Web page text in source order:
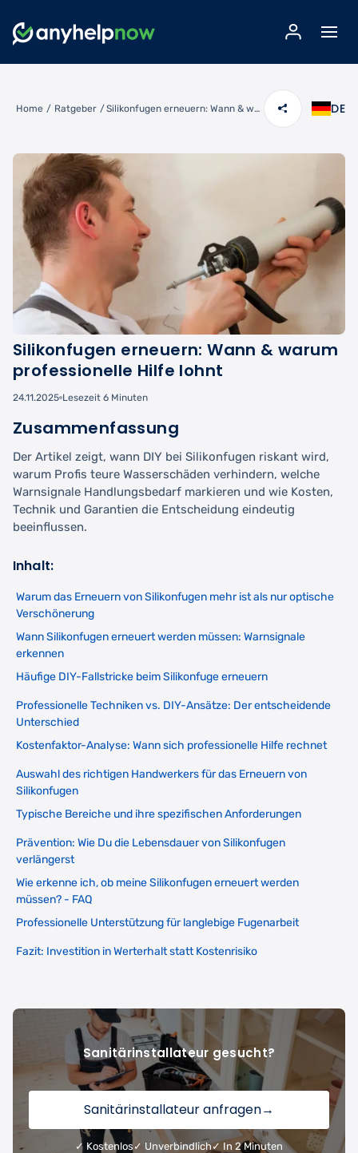
Home / Ratgeber / Silikonfugen erneuern: Wann & warum professionelle Hilfe lohnt DE
Silikonfugen erneuern: Wann & warum
professionelle Hilfe lohnt
24.11.2025 Lesezeit 6 Minuten
Zusammenfassung
Der Artikel zeigt, wann DIY bei Silikonfugen riskant wird,
warum Profis teure Wasserschäden verhindern, welche
Warnsignale Handlungsbedarf markieren und wie Kosten,
Technik und Garantien die Entscheidung eindeutig
beeinflussen.
Inhalt:
Warum das Erneuern von Silikonfugen mehr ist als nur optische
Verschönerung
Wann Silikonfugen erneuert werden müssen: Warnsignale
erkennen
Häufige DIY-Fallstricke beim Silikonfuge erneuern
Professionelle Techniken vs. DIY-Ansätze: Der entscheidende
Unterschied
Kostenfaktor-Analyse: Wann sich professionelle Hilfe rechnet
Auswahl des richtigen Handwerkers für das Erneuern von
Silikonfugen
Typische Bereiche und ihre spezifischen Anforderungen
Prävention: Wie Du die Lebensdauer von Silikonfugen
verlängerst
Wie erkenne ich, ob meine Silikonfugen erneuert werden
müssen? - FAQ
Professionelle Unterstützung für langlebige Fugenarbeit
Fazit: Investition in Werterhalt statt Kostenrisiko
Sanitärinstallateur gesucht?
Sanitärinstallateur anfragen→
✓ Kostenlos ✓ Unverbindlich✓ In 2 Minuten